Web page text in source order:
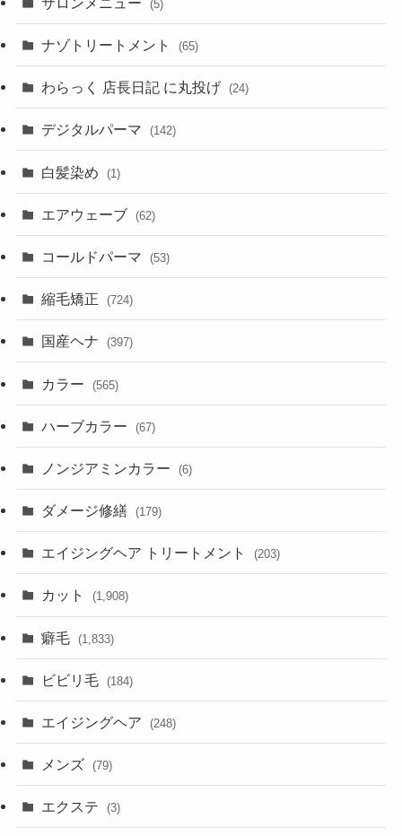
(5)
ナゾトリートメント (65)
わらっく 店長日記 に丸投げ (24)
デジタルパーマ (142)
白髪染め (1)
エアウェーブ (62)
コールドパーマ (53)
縮毛矯正 (724)
国産ヘナ (397)
カラー (565)
ハーブカラー (67)
ノンジアミンカラー (6)
ダメージ修繕 (179)
エイジングヘア トリートメント (203)
カット (1,908)
癖毛 (1,833)
ビビリ毛 (184)
エイジングヘア (248)
メンズ (79)
エクステ (3)